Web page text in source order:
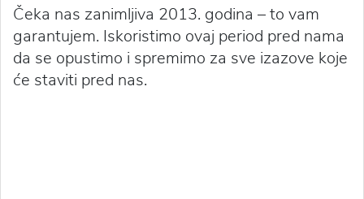
Čeka nas zanimljiva 2013. godina – to vam
garantujem. Iskoristimo ovaj period pred nama
da se opustimo i spremimo za sve izazove koje
će staviti pred nas.